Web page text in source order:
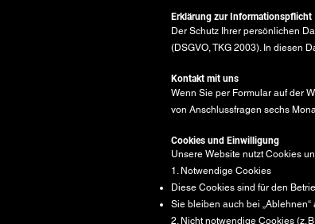
Erklärung zur Informationspflicht
Der Schutz Ihrer persönlichen
(DSGVO, TKG 2003). In diesen
Kontakt mit uns
Wenn Sie per Formular auf der
von Anschlussfragen sechs
Cookies und Einwilligung
Unsere Website nutzt Cookies
1. Notwendige Cookies
Diese Cookies sind für den
Sie bleiben auch bei „Ablehnen“
2. Nicht notwendige Cookies (z.